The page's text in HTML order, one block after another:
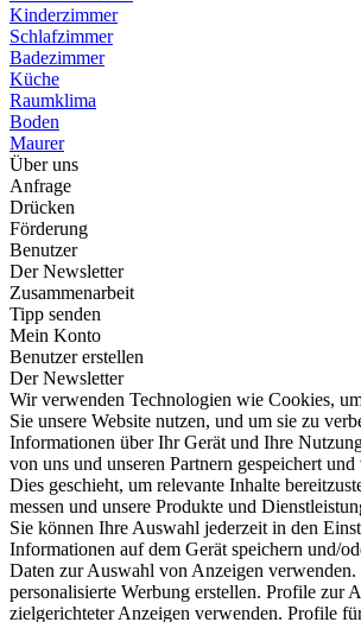
Kinderzimmer
Schlafzimmer
Badezimmer
Küche
Raumklima
Boden
Maurer
Über uns
Anfrage
Drücken
Förderung
Benutzer
Der Newsletter
Zusammenarbeit
Tipp senden
Mein Konto
Benutzer erstellen
Der Newsletter
Wir verwenden Technologien wie Cookies,
Sie unsere Website nutzen, und um sie zu
Informationen über Ihr Gerät und Ihre
von uns und unseren Partnern gespeichert
Dies geschieht, um relevante Inhalte
messen und unsere Produkte und
Sie können Ihre Auswahl jederzeit in den
Informationen auf dem Gerät speichern und/
Daten zur Auswahl von Anzeigen
personalisierte Werbung erstellen. Profile zur
zielgerichteter Anzeigen verwenden. Profile